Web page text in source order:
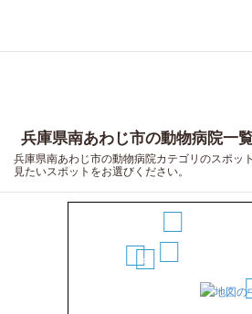
兵庫県南あわじ市の動物病院一
兵庫県南あわじ市の動物病院カテゴリのスポッ
見たいスポットをお選びください。
4
5
6